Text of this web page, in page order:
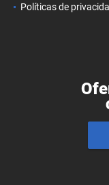
Políticas de